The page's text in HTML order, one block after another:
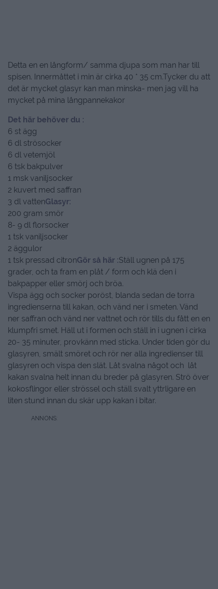
Detta en en långform/ samma djupa som man har till
spisen. Innermåttet i min är cirka 40 * 35 cm.Tycker du att
det är mycket glasyr kan man minska- men jag vill ha
mycket på mina långpannekakor
Det här behöver du :
6 st ägg
6 dl strösocker
6 dl vetemjöl
6 tsk bakpulver
1 msk vaniljsocker
2 kuvert med saffran
3 dl vattenGlasyr:
200 gram smör
8- 9 dl florsocker
1 tsk vaniljsocker
2 äggulor
1 tsk pressad citronGör så här :Ställ ugnen på 175
grader, och ta fram en plåt / form och klä den i
bakpapper eller smörj och bröa.
Vispa ägg och socker poröst, blanda sedan de torra
ingredienserna till kakan, och vänd ner i smeten. Vänd
ner saffran och vänd ner vattnet och rör tills du fått en en
klumpfri smet. Häll ut i formen och ställ in i ugnen i cirka
20- 35 minuter, provkänn med sticka. Under tiden gör du
glasyren, smält smöret och rör ner alla ingredienser till
glasyren och vispa den slät. Låt svalna något och låt
kakan svalna helt innan du breder på glasyren. Strö över
kokosflingor eller strössel och ställ svalt yttrligare en
liten stund innan du skär upp kakan i bitar.